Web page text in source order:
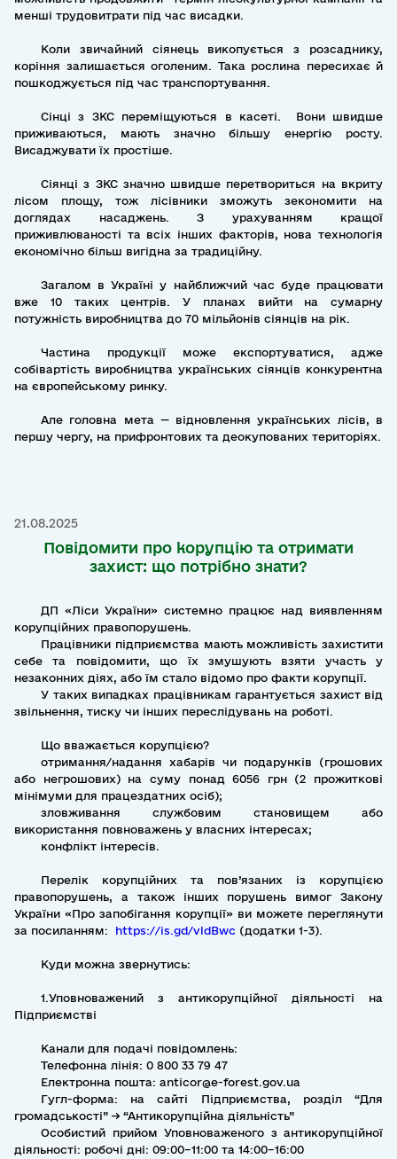
менші трудовитрати під час висадки.
Коли звичайний сіянець викопується з розсаднику,
коріння залишається оголеним. Така рослина пересихає й
пошкоджується під час транспортування.
Сінці з ЗКС переміщуються в касеті. Вони швидше
приживаються, мають значно більшу енергію росту.
Висаджувати їх простіше.
Сіянці з ЗКС значно швидше перетвориться на вкриту
лісом площу, тож лісівники зможуть зекономити на
доглядах насаджень. З урахуванням кращої
приживлюваності та всіх інших факторів, нова технологія
економічно більш вигідна за традиційну.
Загалом в Україні у найближчий час буде працювати
вже 10 таких центрів. У планах вийти на сумарну
потужність виробництва до 70 мільйонів сіянців на рік.
Частина продукції може експортуватися, адже
собівартість виробництва українських сіянців конкурентна
на європейському ринку.
Але головна мета — відновлення українських лісів, в
першу чергу, на прифронтових та деокупованих територіях.
21.08.2025
Повідомити про корупцію та отримати
захист: що потрібно знати?
ДП «Ліси України» системно працює над виявленням
корупційних правопорушень.
Працівники підприємства мають можливість захистити
себе та повідомити, що їх змушують взяти участь у
незаконних діях, або їм стало відомо про факти корупції.
У таких випадках працівникам гарантується захист від
звільнення, тиску чи інших переслідувань на роботі.
Що вважається корупцією?
отримання/надання хабарів чи подарунків (грошових
або негрошових) на суму понад 6056 грн (2 прожиткові
мінімуми для працездатних осіб);
зловживання службовим становищем або
використання повноважень у власних інтересах;
конфлікт інтересів.
Перелік корупційних та пов’язаних із корупцією
правопорушень, а також інших порушень вимог Закону
України «Про запобігання корупції» ви можете переглянути
за посиланням: https://is.gd/vldBwc (додатки 1-3).
Куди можна звернутись:
1.Уповноважений з антикорупційної діяльності на
Підприємстві
Канали для подачі повідомлень:
Телефонна лінія: 0 800 33 79 47
Електронна пошта: anticor@e-forest.gov.ua
Гугл-форма: на сайті Підприємства, розділ “Для
громадськості” → “Антикорупційна діяльність”
Особистий прийом Уповноваженого з антикорупційної
діяльності: робочі дні: 09:00–11:00 та 14:00–16:00